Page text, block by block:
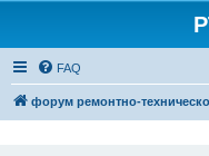
FAQ
форум ремонтно-